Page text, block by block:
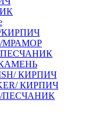
КИРПИЧ
МРАМОР
ПЕСЧАНИК
КАМЕНЬ
КИРПИЧ
КИРПИЧ
ПЕСЧАНИК